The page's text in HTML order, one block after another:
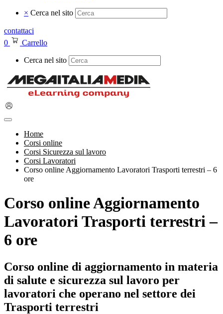
× Cerca nel sito
contattaci
0
Carrello
Cerca nel sito
Home
Corsi online
Corsi Sicurezza sul lavoro
Corsi Lavoratori
Corso online Aggiornamento Lavoratori Trasporti terrestri – 6
ore
Corso online Aggiornamento
Lavoratori Trasporti terrestri –
6 ore
Corso online di aggiornamento in materia
di salute e sicurezza sul lavoro per
lavoratori che operano nel settore dei
Trasporti terrestri